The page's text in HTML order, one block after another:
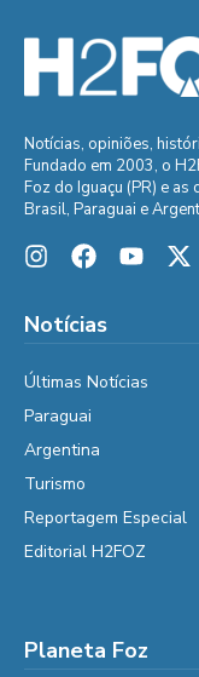
Notícias, opiniões,
Fundado em 2003, o
Foz do Iguaçu (PR) e
Brasil, Paraguai e
Notícias
Últimas Notícias
Paraguai
Argentina
Turismo
Reportagem Especial
Editorial H2FOZ
Planeta Foz